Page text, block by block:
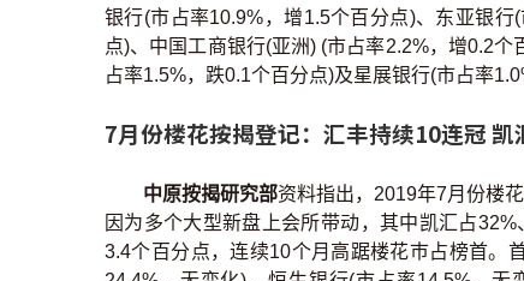
银行(市占率10.9%，增1.5个百分点)、东亚银
点)、中国工商银行(亚洲) (市占率2.2%，增0.2
占率1.5%，跌0.1个百分点)及星展银行(市占率
7月份楼花按揭登记：汇丰持续10连冠
中原按揭研究部资料指出，2019年7月份楼
因为多个大型新盘上会所带动，其中凯汇占
3.4个百分点，连续10个月高踞楼花巿占榜首。